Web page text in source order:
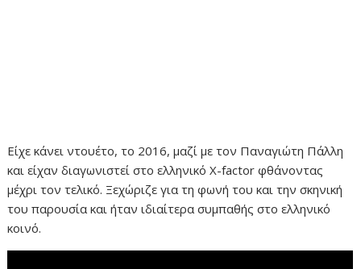
Είχε κάνει ντουέτο, το 2016, μαζί με τον Παναγιώτη Πάλλη
και είχαν διαγωνιστεί στο ελληνικό Χ-factor φθάνοντας
μέχρι τον τελικό. Ξεχώριζε για τη φωνή του και την σκηνική
του παρουσία και ήταν ιδιαίτερα συμπαθής στο ελληνικό
κοινό.